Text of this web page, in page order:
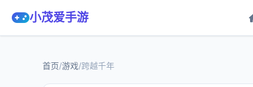
小茂爱手游
首页/游戏/跨越千年